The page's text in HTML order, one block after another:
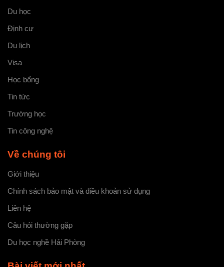
Du học
Định cư
Du lịch
Visa
Học bổng
Tin tức
Trường học
Tin công nghệ
Về chúng tôi
Giới thiệu
Chính sách bảo mật và điều khoản sử dụng
Liên hệ
Câu hỏi thường gặp
Du học nghề Hải Phòng